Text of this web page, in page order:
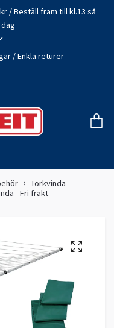
/ Beställ fram till kl.13 så
/ Enkla returer
Torkvinda
- Fri frakt